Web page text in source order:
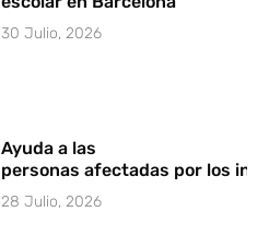
30 Julio, 2026
Ayuda a las
personas afectadas por los
28 Julio, 2026